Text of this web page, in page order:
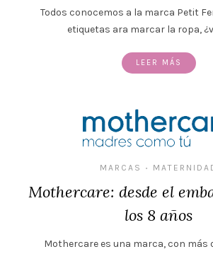
Todos conocemos a la marca Petit
etiquetas ara marcar la ropa,
LEER MÁS
MARCAS •
Mothercare: desde el
los 8 años
Mothercare es una marca, con más